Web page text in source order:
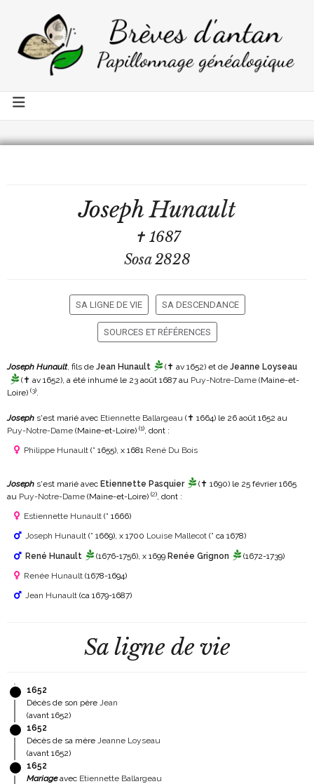
JosephHunault
✝ 1687
Sosa 2828
SA LIGNE DE VIE SA DESCENDANCE
SOURCES ET RÉFÉRENCES
Joseph Hunault, fils de Jean Hunault (✝ av 1652) et de Jeanne Loyseau
(✝ av 1652), a été inhumé le 23 août 1687 au Puy-Notre-Dame (Maine-et-
Loire) (3).
Joseph s'est marié avec Etiennette Ballargeau (✝ 1664) le 26 août 1652 au
Puy-Notre-Dame (Maine-et-Loire) (1), dont :
Philippe Hunault (° 1655), x 1681 René Du Bois
Joseph s'est marié avec Etiennette Pasquier (✝ 1690) le 25 février 1665
au Puy-Notre-Dame (Maine-et-Loire) (2), dont :
Estiennette Hunault (° 1666)
Joseph Hunault (° 1669), x 1700 Louise Mallecot (° ca 1678)
René Hunault (1676-1756), x 1699 Renée Grignon
(1672-1739)
Renée Hunault (1678-1694)
Jean Hunault (ca 1679-1687)
Sa ligne de vie
1652
Décès de son père Jean
(avant 1652)
1652
Décès de sa mère Jeanne Loyseau
(avant 1652)
1652
Mariageavec Etiennette Ballargeau